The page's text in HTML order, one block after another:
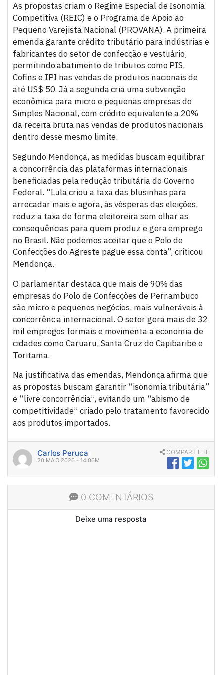
As propostas criam o Regime Especial de Isonomia
Competitiva (REIC) e o Programa de Apoio ao
Pequeno Varejista Nacional (PROVANA). A primeira
emenda garante crédito tributário para indústrias e
fabricantes do setor de confecção e vestuário,
permitindo abatimento de tributos como PIS,
Cofins e IPI nas vendas de produtos nacionais de
até US$ 50. Já a segunda cria uma subvenção
econômica para micro e pequenas empresas do
Simples Nacional, com crédito equivalente a 20%
da receita bruta nas vendas de produtos nacionais
dentro desse mesmo limite.
Segundo Mendonça, as medidas buscam equilibrar
a concorrência das plataformas internacionais
beneficiadas pela redução tributária do Governo
Federal. “Lula criou a taxa das blusinhas para
arrecadar mais e agora, às vésperas das eleições,
reduz a taxa de forma eleitoreira sem olhar as
consequências para quem produz e gera emprego
no Brasil. Não podemos aceitar que o Polo de
Confecções do Agreste pague essa conta”, criticou
Mendonça.
O parlamentar destaca que mais de 90% das
empresas do Polo de Confecções de Pernambuco
são micro e pequenos negócios, mais vulneráveis à
concorrência internacional. O setor gera mais de 32
mil empregos formais e movimenta a economia de
cidades como Caruaru, Santa Cruz do Capibaribe e
Toritama.
Na justificativa das emendas, Mendonça afirma que
as propostas buscam garantir “isonomia tributária”
e “livre concorrência”, evitando um “abismo de
competitividade” criado pelo tratamento favorecido
aos produtos importados.
Carlos Peruca
20 MAIO 2026 - 14:06M
COMPARTILHE
0 COMENTÁRIOS
Deixe uma resposta